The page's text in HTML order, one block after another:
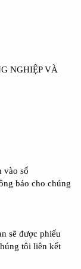
NGHIỆP VÀ
vào số
báo cho chúng
sẽ được phiếu
tôi liên kết